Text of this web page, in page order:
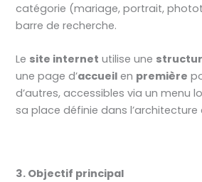
catégorie (mariage, portrait,
barre de recherche.
Le site internet utilise une
une page d’accueil en première
d’autres, accessibles via un menu
sa place définie dans l’architecture
3. Objectif principal